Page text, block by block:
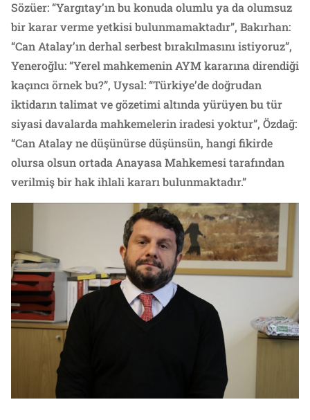
Sözüer: “Yargıtay’ın bu konuda olumlu ya da olumsuz
bir karar verme yetkisi bulunmamaktadır”, Bakırhan:
“Can Atalay’ın derhal serbest bırakılmasını istiyoruz”,
Yeneroğlu: “Yerel mahkemenin AYM kararına direndiği
kaçıncı örnek bu?”, Uysal: “Türkiye’de doğrudan
iktidarın talimat ve gözetimi altında yürüyen bu tür
siyasi davalarda mahkemelerin iradesi yoktur”, Özdağ:
“Can Atalay ne düşünürse düşünsün, hangi fikirde
olursa olsun ortada Anayasa Mahkemesi tarafından
verilmiş bir hak ihlali kararı bulunmaktadır.”